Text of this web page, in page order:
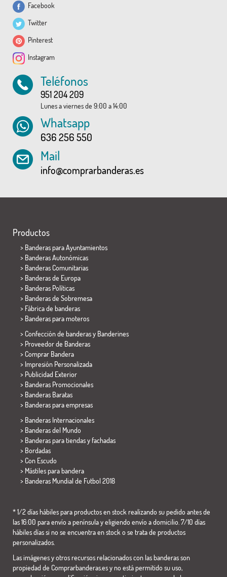
Facebook
Twitter
Pinterest
Instagram
Teléfonos
951 204 209
Lunes a viernes de 9:00 a 14:00
Whatsapp
636 256 550
Mail
info@comprarbanderas.es
Productos
> Banderas para Ayuntamientos
> Banderas Autonómicas
> Banderas Comunitarias
> Banderas de Europa
> Banderas Políticas
> Banderas de Sobremesa
> Fábrica de banderas
> Banderas para moteros
> Confección de banderas y Banderines
> Proveedor de Banderas
> Comprar Bandera
> Impresión Personalizada
> Publicidad Exterior
> Banderas Promocionales
> Banderas Baratas
> Banderas para empresas
> Banderas Internacionales
> Banderas del Mundo
> Banderas para tiendas y fachadas
> Bordadas
> Con Escudo
> Mástiles para bandera
> Banderas Mundial de Futbol 2018
* 1/2 días hábiles para productos en stock realizando su pedido antes de
las 16:00 para envío a península y eligiendo envío a domicilio. 7/10 días
hábiles días si no se encuentra en stock o se trata de productos
personalizados.
Las imágenes y otros recursos relacionados con las banderas son
propiedad de Comprarbanderas.es y no está permitido su uso,